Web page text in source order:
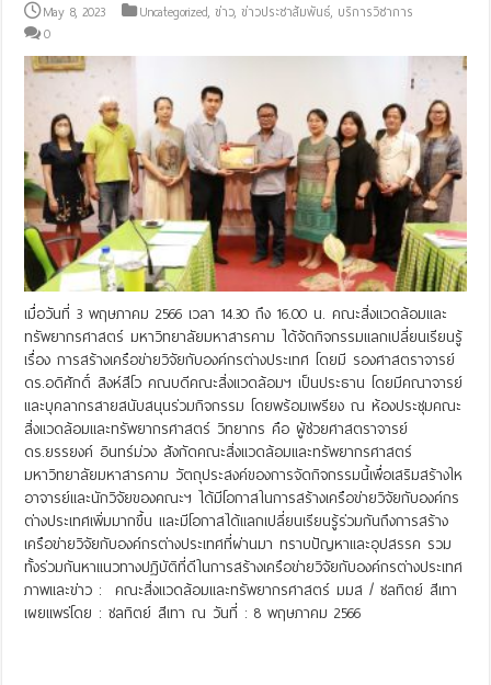
May 8, 2023 Uncategorized,ข่าว,ข่าวประชาสัมพันธ์, บริการวิชาการ
0
เมื่อวันที่ 3 พฤษภาคม 2566 เวลา 14.30 ถึง 16.00 น. คณะสิ่งแวดล้อมและ
ทรัพยากรศาสตร์ มหาวิทยาลัยมหาสารคาม ได้จัดกิจกรรมแลกเปลี่ยนเรียนรู้
เรื่อง การสร้างเครือข่ายวิจัยกับองค์กรต่างประเทศ โดยมี รองศาสตราจารย์
ดร.อดิศักดิ์ สิงห์สีโว คณบดีคณะสิ่งแวดล้อมฯ เป็นประธาน โดยมีคณาจารย์
และบุคลากรสายสนับสนุนร่วมกิจกรรม โดยพร้อมเพรียง ณ ห้องประชุมคณะ
สิ่งแวดล้อมและทรัพยากรศาสตร์ วิทยากร คือ ผู้ช่วยศาสตราจารย์
ดร.ยรรยงค์ อินทร์ม่วง สังกัดคณะสิ่งแวดล้อมและทรัพยากรศาสตร์
มหาวิทยาลัยมหาสารคาม วัตถุประสงค์ของการจัดกิจกรรมนี้เพื่อเสริมสร้างให
อาจารย์และนักวิจัยของคณะฯ ได้มีโอกาสในการสร้างเครือข่ายวิจัยกับองค์กร
ต่างประเทศเพิ่มมากขึ้น และมีโอกาสได้แลกเปลี่ยนเรียนรู้ร่วมกันถึงการสร้าง
เครือข่ายวิจัยกับองค์กรต่างประเทศที่ผ่านมา ทราบปัญหาและอุปสรรค รวม
ทั้งร่วมกันหาแนวทางปฏิบัติที่ดีในการสร้างเครือข่ายวิจัยกับองค์กรต่างประเทศ
ภาพและข่าว : คณะสิ่งแวดล้อมและทรัพยากรศาสตร์ มมส / ชลทิตย์ สีเทา
เผยแพร่โดย : ชลทิตย์ สีเทา ณ วันที่ : 8 พฤษภาคม 2566